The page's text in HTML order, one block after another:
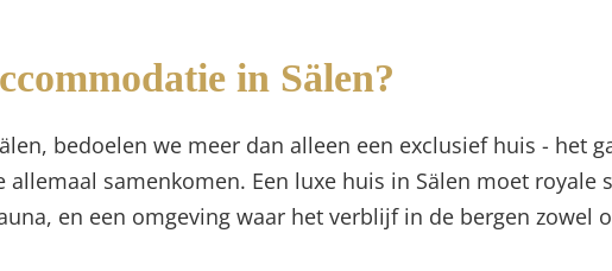
in Sälen?
bedoelen we meer dan alleen een exclusief huis - het
samenkomen. Een luxe huis in Sälen moet royale
en een omgeving waar het verblijf in de bergen zowel